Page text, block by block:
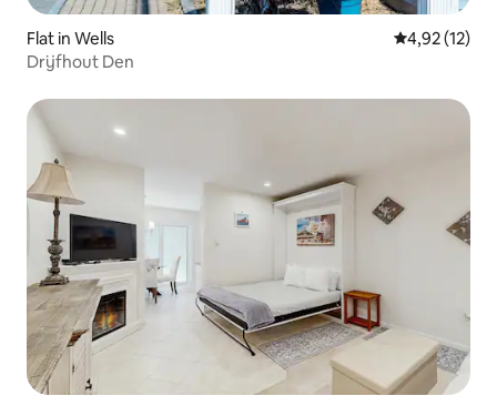
Flat in Wells Gemiddelde
4,92 (12)
Drijfhout Den